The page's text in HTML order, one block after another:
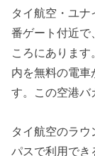
タイ航空・ユ
番ゲート付近で
ころにありま
内を無料の電
す。この空港バ
タイ航空のラウ
パスで利用でき